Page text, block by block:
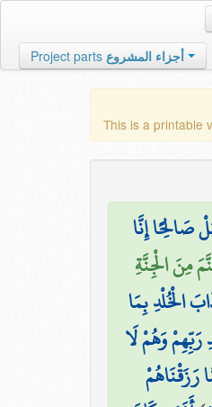
Project parts أجزاء المشروع
This is a printable
صَالِحًا إِنَّا
مِنَ الْجِنَّةِ
الْخُلْدِ بِمَا
رَبِّهِمْ وَهُمْ لَا
رَزَقْنَاهُمْ